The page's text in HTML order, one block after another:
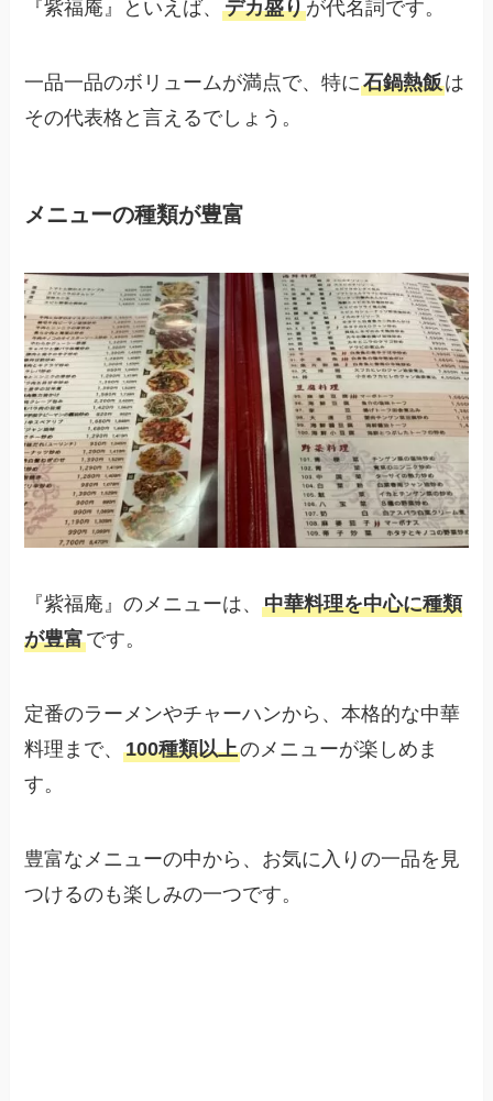
『紫福庵』といえば、デカ盛りが代名詞です。
一品一品のボリュームが満点で、特に石鍋熱飯は
その代表格と言えるでしょう。
メニューの種類が豊富
『紫福庵』のメニューは、中華料理を中心に種類
が豊富です。
定番のラーメンやチャーハンから、本格的な中華
料理まで、100種類以上のメニューが楽しめま
す。
豊富なメニューの中から、お気に入りの一品を見
つけるのも楽しみの一つです。